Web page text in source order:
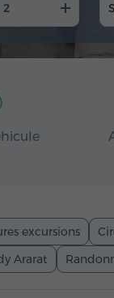
excursions
Ararat